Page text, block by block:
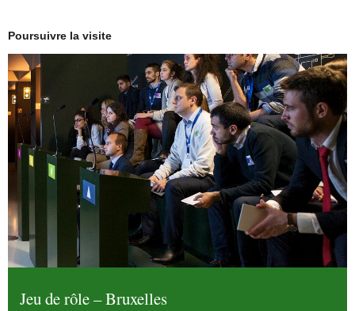
Poursuivre la visite
Jeu de rôle – Bruxelles